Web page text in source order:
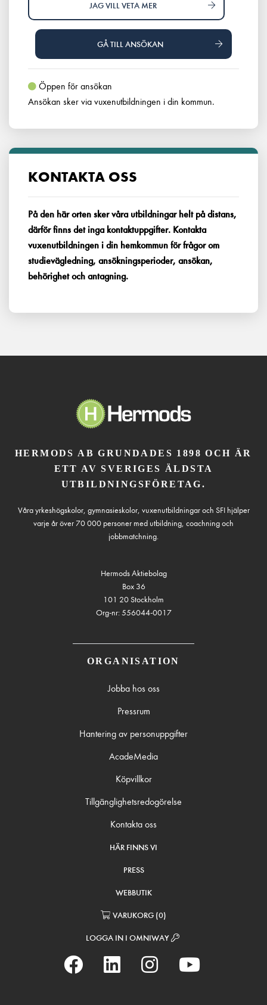
JAG VILL VETA MER
GÅ TILL ANSÖKAN
Öppen för ansökan
Ansökan sker via vuxenutbildningen i din kommun.
KONTAKTA OSS
På den här orten sker våra utbildningar helt på distans,
därför finns det inga kontaktuppgifter. Kontakta
vuxenutbildningen i din hemkommun för frågor om
studievägledning, ansökningsperioder, ansökan,
behörighet och antagning.
HERMODS AB GRUNDADES 1898 OCH ÄR
ETT AV SVERIGES ÄLDSTA
UTBILDNINGSFÖRETAG.
Våra yrkeshögskolor, gymnasieskolor, vuxenutbildningar och SFI hjälper
varje år över 70 000 personer med utbildning, coachning och
jobbmatchning.
Hermods Aktiebolag
Box 36
101 20 Stockholm
Org-nr: 556044-0017
ORGANISATION
Jobba hos oss
Pressrum
Hantering av personuppgifter
AcadeMedia
Köpvillkor
Tillgänglighetsredogörelse
Kontakta oss
HÄR FINNS VI
PRESS
WEBBUTIK
VARUKORG (0)
LOGGA IN I OMNIWAY